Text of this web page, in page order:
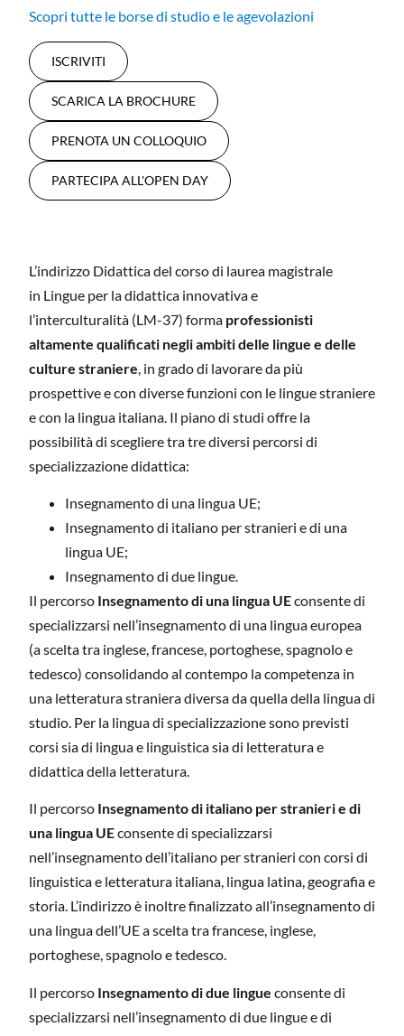
Scopri tutte le borse di studio e le agevolazioni
ISCRIVITI
SCARICA LA BROCHURE
PRENOTA UN COLLOQUIO
PARTECIPA ALL'OPEN DAY
L’indirizzo Didattica del corso di laurea magistrale
in Lingue per la didattica innovativa e
l’interculturalità (LM-37) forma professionisti
altamente qualificati negli ambiti delle lingue e delle
culture straniere , in grado di lavorare da più
prospettive e con diverse funzioni con le lingue straniere
e con la lingua italiana. Il piano di studi offre la
possibilità di scegliere tra tre diversi percorsi di
specializzazione didattica:
Insegnamento di una lingua UE;
Insegnamento di italiano per stranieri e di una
lingua UE;
Insegnamento di due lingue.
Il percorso Insegnamento di una lingua UEconsente di
specializzarsi nell’insegnamento di una lingua europea
(a scelta tra inglese, francese, portoghese, spagnolo e
tedesco) consolidando al contempo la competenza in
una letteratura straniera diversa da quella della lingua di
studio. Per la lingua di specializzazione sono previsti
corsi sia di lingua e linguistica sia di letteratura e
didattica della letteratura.
Il percorso Insegnamento di italiano per stranieri e di
una lingua UEconsente di specializzarsi
nell’insegnamento dell’italiano per stranieri con corsi di
linguistica e letteratura italiana, lingua latina, geografia e
storia. L’indirizzo è inoltre finalizzato all’insegnamento di
una lingua dell’UE a scelta tra francese, inglese,
portoghese, spagnolo e tedesco.
Il percorso Insegnamento di due lingue consente di
specializzarsi nell’insegnamento di due lingue e di